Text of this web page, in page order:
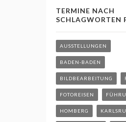
TERMINE NACH
SCHLAGWORTEN
AUSSTELLUNGEN
BADEN-BADEN
BILDBEARBEITUNG
FOTOREISEN
HOMBERG